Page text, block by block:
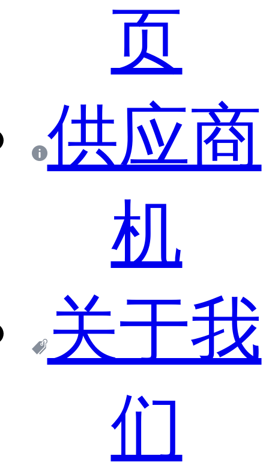
页
供应商
机
关于我
们